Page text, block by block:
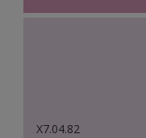
X7.04.82